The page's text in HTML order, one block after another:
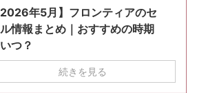
2026年5月】フロンティアのセ
情報まとめ｜おすすめの時期
つ？
続きを見る